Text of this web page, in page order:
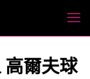
高爾夫球